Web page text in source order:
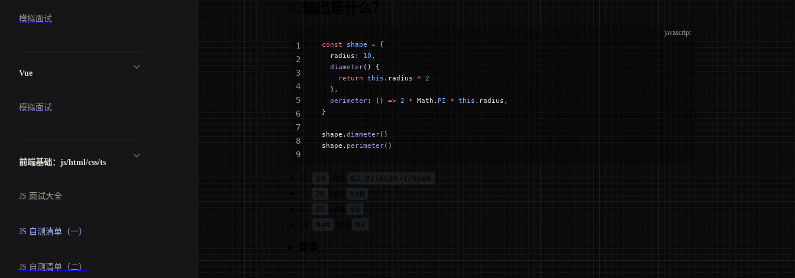
模拟面试
Vue
模拟面试
前端基础：js/html/css/ts
JS 面试大全
JS 自测清单（一）
JS 自测清单（二）
3. 输出是什么？
javascript
const shape = {
  radius:
10 ,
  diameter
() {
    return
this .radius * 2
  },
  perimeter
: () => 2 * Math. PI * this .radius,
}
shape. diameter()
shape. perimeter()
1
2
3
4
5
6
7
8
9
A: 20 62.83185307179586
B: 20 NaN
C: 20 63
D: NaN 63
答案